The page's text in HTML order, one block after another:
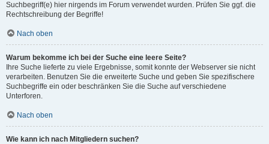
Suchbegriff(e) hier nirgends im Forum verwendet wurden. Prüfen Sie ggf. die
Rechtschreibung der Begriffe!
Nach oben
Warum bekomme ich bei der Suche eine leere Seite?
Ihre Suche lieferte zu viele Ergebnisse, somit konnte der Webserver sie nicht
verarbeiten. Benutzen Sie die erweiterte Suche und geben Sie spezifischere
Suchbegriffe ein oder beschränken Sie die Suche auf verschiedene
Unterforen.
Nach oben
Wie kann ich nach Mitgliedern suchen?